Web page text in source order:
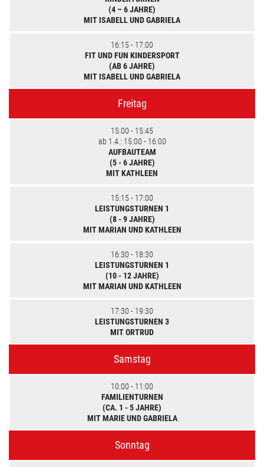
(4 – 6 JAHRE)
MIT ISABELL UND GABRIELA
16:15 - 17:00
FIT UND FUN KINDERSPORT
(AB 6 JAHRE)
MIT ISABELL UND GABRIELA
Freitag
15:00 - 15:45
ab 1.4.: 15:00 - 16:00
AUFBAUTEAM
(5 - 6 JAHRE)
MIT KATHLEEN
15:15 - 17:00
LEISTUNGSTURNEN 1
(8 - 9 JAHRE)
MIT MARIAN UND KATHLEEN
16:30 - 18:30
LEISTUNGSTURNEN 1
(10 - 12 JAHRE)
MIT MARIAN UND KATHLEEN
17:30 - 19:30
LEISTUNGSTURNEN 3
MIT ORTRUD
Samstag
10:00 - 11:00
FAMILIENTURNEN
(CA. 1 - 5 JAHRE)
MIT MARIE UND GABRIELA
Sonntag